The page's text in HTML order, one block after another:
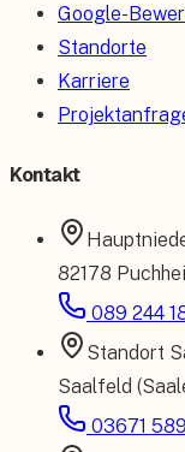
Google-
Standorte
Karriere
Kontakt
82178
089 244
Standort
Saalfeld
03671